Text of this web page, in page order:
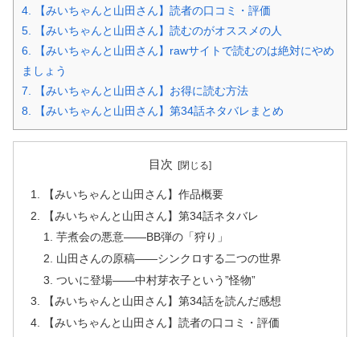
4. 【みいちゃんと山田さん】読者の口コミ・評価
5. 【みいちゃんと山田さん】読むのがオススメの人
6. 【みいちゃんと山田さん】rawサイトで読むのは絶対にやめ
ましょう
7. 【みいちゃんと山田さん】お得に読む方法
8. 【みいちゃんと山田さん】第34話ネタバレまとめ
目次
【みいちゃんと山田さん】作品概要
【みいちゃんと山田さん】第34話ネタバレ
芋煮会の悪意——BB弾の「狩り」
山田さんの原稿——シンクロする二つの世界
ついに登場——中村芽衣子という”怪物”
【みいちゃんと山田さん】第34話を読んだ感想
【みいちゃんと山田さん】読者の口コミ・評価